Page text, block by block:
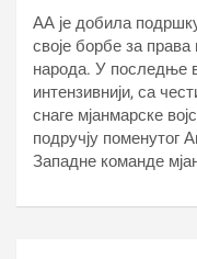
АА је добила
своје борбе за
народа. У последње
интензивнији, са
снаге мјанмарске
подручју поменутог
Западне команде